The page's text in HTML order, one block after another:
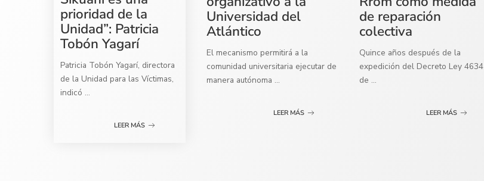
prioridad de la
Unidad”: Patricia
Tobón Yagarí
Patricia Tobón Yagarí, directora
de la Unidad para las Víctimas,
indicó ...
LEER MÁS
Universidad del
Atlántico
El mecanismo permitirá a la
comunidad universitaria ejecutar de
manera autónoma ...
LEER MÁS
de reparación
colectiva
Quince años después de la
expedición del Decreto Ley 4634
de ...
LEER MÁS